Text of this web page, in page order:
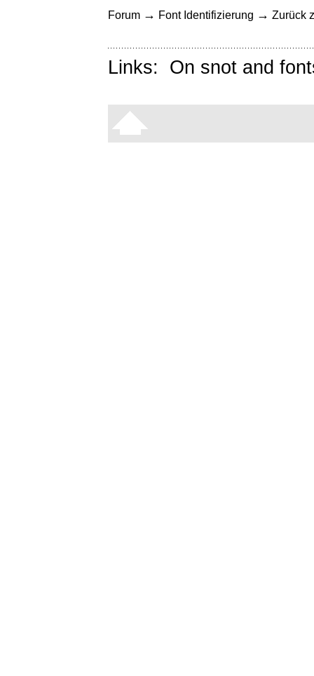
Forum → Font Identifizierung → Zurück
Links: On snot and